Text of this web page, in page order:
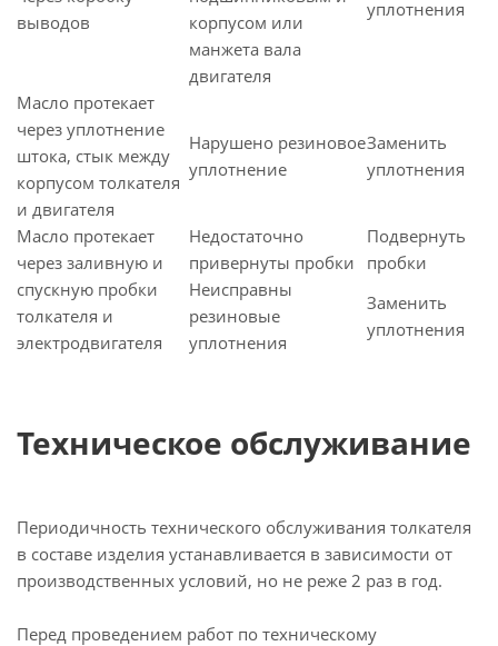
выводов
корпусом или
манжета вала
двигателя
уплотнения
Масло протекает
через уплотнение
штока, стык между
корпусом толкателя
и двигателя
Нарушено резиновое
уплотнение
Заменить
уплотнения
Масло протекает
через заливную и
спускную пробки
толкателя и
электродвигателя
Недостаточно
привернуты пробки
Подвернуть
пробки
Неисправны
резиновые
уплотнения
Заменить
уплотнения
Техническое обслуживание
Периодичность технического обслуживания толкателя
в составе изделия устанавливается в зависимости от
производственных условий, но не реже 2 раз в год.
Перед проведением работ по техническому